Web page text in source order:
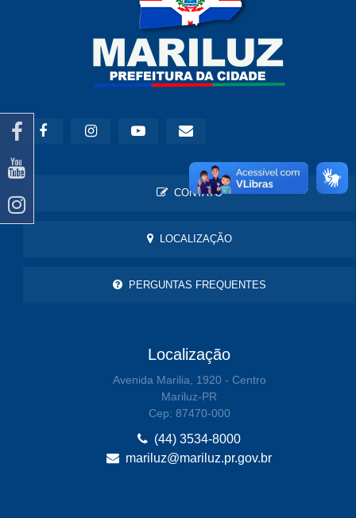
CONTATO
LOCALIZAÇÃO
PERGUNTAS FREQUENTES
Localização
Avenida Marilia, 1920 - Centro
Mariluz-PR
Cep: 87470-000
(44) 3534-8000
mariluz@mariluz.pr.gov.br